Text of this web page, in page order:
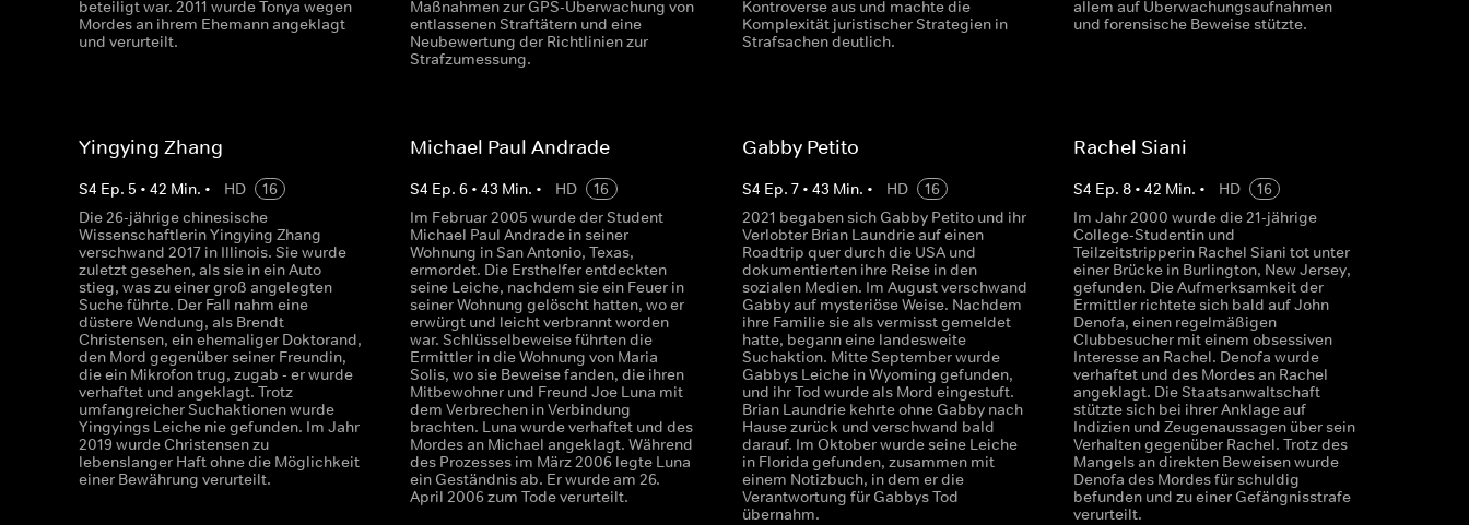
beteiligt war. 2011 wurde Tonya wegen
Mordes an ihrem Ehemann angeklagt
und verurteilt.
Maßnahmen zur GPS-Überwachung von
entlassenen Straftätern und eine
Neubewertung der Richtlinien zur
Strafzumessung.
Kontroverse aus und machte die
Komplexität juristischer Strategien in
Strafsachen deutlich.
allem auf Überwachungsaufnahmen
und forensische Beweise stützte.
Yingying Zhang
S4 Ep. 5 • 42 Min. • HD
16
Die 26-jährige chinesische
Wissenschaftlerin Yingying Zhang
verschwand 2017 in Illinois. Sie wurde
zuletzt gesehen, als sie in ein Auto
stieg, was zu einer groß angelegten
Suche führte. Der Fall nahm eine
düstere Wendung, als Brendt
Christensen, ein ehemaliger Doktorand,
den Mord gegenüber seiner Freundin,
die ein Mikrofon trug, zugab - er wurde
verhaftet und angeklagt. Trotz
umfangreicher Suchaktionen wurde
Yingyings Leiche nie gefunden. Im Jahr
2019 wurde Christensen zu
lebenslanger Haft ohne die Möglichkeit
einer Bewährung verurteilt.
Michael Paul Andrade
S4 Ep.6 •43 Min. • HD
16
Im Februar 2005 wurde der Student
Michael Paul Andrade in seiner
Wohnung in San Antonio, Texas,
ermordet. Die Ersthelfer entdeckten
seine Leiche, nachdem sie ein Feuer in
seiner Wohnung gelöscht hatten, wo er
erwürgt und leicht verbrannt worden
war. Schlüsselbeweise führten die
Ermittler in die Wohnung von Maria
Solis, wo sie Beweise fanden, die ihren
Mitbewohner und Freund Joe Luna mit
dem Verbrechen in Verbindung
brachten. Luna wurde verhaftet und des
Mordes an Michael angeklagt. Während
des Prozesses im März 2006 legte Luna
ein Geständnis ab. Er wurde am 26.
April 2006 zum Tode verurteilt.
Gabby Petito
S4 Ep. 7• 43 Min. • HD
16
2021 begaben sich Gabby Petito und ihr
Verlobter Brian Laundrie auf einen
Roadtrip quer durch die USA und
dokumentierten ihre Reise in den
sozialen Medien. Im August verschwand
Gabby auf mysteriöse Weise. Nachdem
ihre Familie sie als vermisst gemeldet
hatte, begann eine landesweite
Suchaktion. Mitte September wurde
Gabbys Leiche in Wyoming gefunden,
und ihr Tod wurde als Mord eingestuft.
Brian Laundrie kehrte ohne Gabby nach
Hause zurück und verschwand bald
darauf. Im Oktober wurde seine Leiche
in Florida gefunden, zusammen mit
einem Notizbuch, in dem er die
Verantwortung für Gabbys Tod
übernahm.
Rachel Siani
S4 Ep. 8• 42 Min. • HD
16
Im Jahr 2000 wurde die 21-jährige
College-Studentin und
Teilzeitstripperin Rachel Siani tot unter
einer Brücke in Burlington, New Jersey,
gefunden. Die Aufmerksamkeit der
Ermittler richtete sich bald auf John
Denofa, einen regelmäßigen
Clubbesucher mit einem obsessiven
Interesse an Rachel. Denofa wurde
verhaftet und des Mordes an Rachel
angeklagt. Die Staatsanwaltschaft
stützte sich bei ihrer Anklage auf
Indizien und Zeugenaussagen über sein
Verhalten gegenüber Rachel. Trotz des
Mangels an direkten Beweisen wurde
Denofa des Mordes für schuldig
befunden und zu einer Gefängnisstrafe
verurteilt.